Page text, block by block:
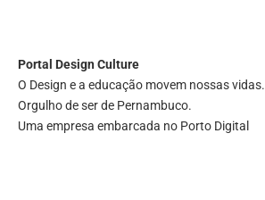
Portal Design Culture
O Design e a educação movem nossas vidas.
Orgulho de ser de Pernambuco.
Uma empresa embarcada no Porto Digital